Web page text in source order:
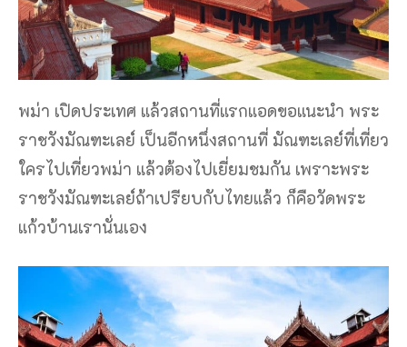
พม่า เปิดประเทศ แล้วสถานที่แรกแอดขอแนะนำ พระ
ราชวังมัณฑะเลย์ เป็นอีกหนึ่งสถานที่ มัณฑะเลย์ที่เที่ยว
ใครไปเที่ยวพม่า แล้วต้องไปเยี่ยมชมกัน เพราะพระ
ราชวังมัณฑะเลย์ถ้าเปรียบกับไทยแล้ว ก็คือวัดพระ
แก้วบ้านเรานั่นเอง